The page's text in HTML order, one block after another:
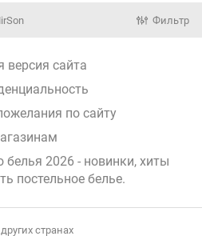
Фильтр
версия сайта
по сайту
белья 2026 - новинки, хиты
постельное белье.
странах